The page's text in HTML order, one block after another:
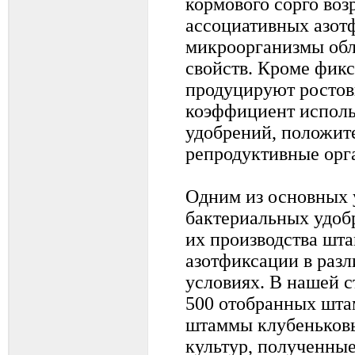
ассоциативных
микроорганизмы
свойств. Кроме
продуцируют
коэффициент
удобрений,
репродуктивные
Одним из основных
бактериальных
их производства
азотфиксации в
условиях. В нашей
500 отобранных
штаммы
культур,